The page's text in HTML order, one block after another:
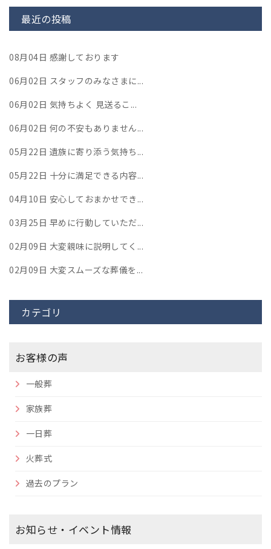
最近の投稿
08月04日 感謝しております
06月02日 スタッフのみなさまに...
06月02日 気持ちよく 見送るこ...
06月02日 何の不安もありません...
05月22日 遺族に寄り添う気持ち...
05月22日 十分に満足できる内容...
04月10日 安心しておまかせでき...
03月25日 早めに行動していただ...
02月09日 大変親味に説明してく...
02月09日 大変スムーズな葬儀を...
カテゴリ
お客様の声
一般葬
家族葬
一日葬
火葬式
過去のプラン
お知らせ・イベント情報